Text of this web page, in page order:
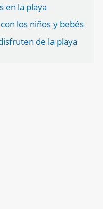
en la playa
los niños y bebés
de la playa